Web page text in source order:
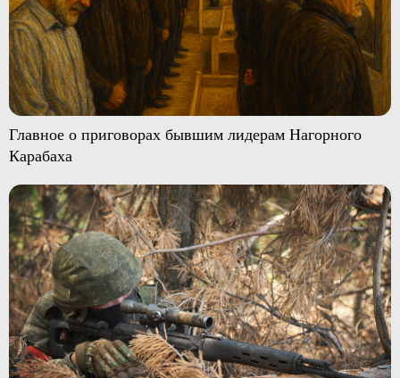
Главное о приговорах бывшим лидерам Нагорного
Карабаха